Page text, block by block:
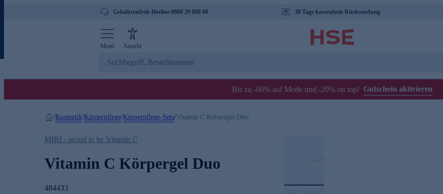
Gebührenfreie Hotline 0800 29 888 88 30 Tage kostenfreie Rücksendung
Menü Ansicht
Bis zu -60% auf Mode und -20% on top! Gutschein aktivieren
/Kosmetik/Körperpflege/Körperpflege-Sets/Vitamin C Körpergel Duo
MIRI - proud to be Vitamin C
Vitamin C Körpergel Duo
484433